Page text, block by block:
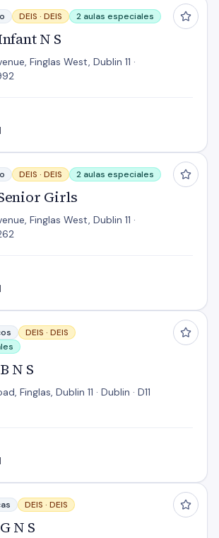
DEIS · DEIS 2 aulas especiales
N S
Finglas West, Dublin 11 ·
DEIS · DEIS 2 aulas especiales
Girls
Finglas West, Dublin 11 ·
DEIS · DEIS
N S
Finglas, Dublin 11 · Dublin · D11
DEIS · DEIS
N S